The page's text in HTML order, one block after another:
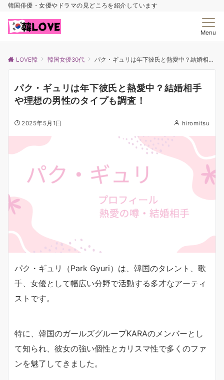
韓国俳優・女優やドラマの見どころを紹介しています
Menu
LOVE韓 韓国女優30代 パク・ギュリは年下彼氏と熱愛中？結婚相手や理想の男性のタイプも調査！
パク・ギュリは年下彼氏と熱愛中？結婚相手
や理想の男性のタイプも調査！
2025年5月1日 hiromitsu
パク・ギュリ（Park Gyuri）は、韓国のタレント、歌
手、女優として幅広い分野で活動する多才なアーティ
ストです。
特に、韓国のガールズグループKARAのメンバーとし
て知られ、彼女の強い個性とカリスマ性で多くのファ
ンを魅了してきました。